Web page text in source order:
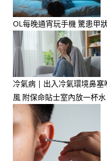
OL每晚通宵玩手機 驚患甲
冷氣病 | 出入冷氣環境鼻塞
風 附保命貼士室內放一杯水